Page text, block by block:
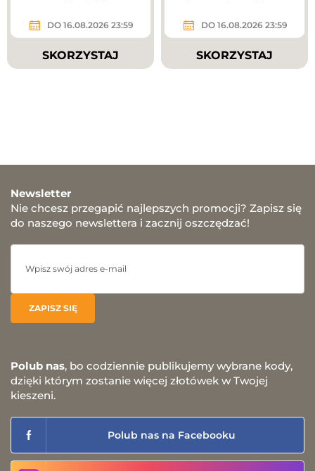
DO 16.08.2026 23:59
SKORZYSTAJ
DO 16.08.2026 23:59
SKORZYSTAJ
Newsletter
Nie chcesz przegapić najlepszych promocji? Zapisz się
do naszego newslettera i zacznij oszczędzać!
Polub nas, bo codziennie publikujemy wybrane kody,
dzięki którym zostanie więcej złotówek w Twojej
kieszeni.
Polub nas na Facebooku